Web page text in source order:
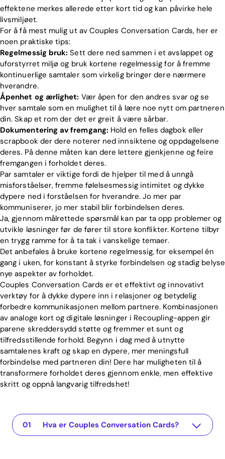
effektene merkes allerede etter kort tid og kan påvirke hele
livsmiljøet.
For å få mest mulig ut av Couples Conversation Cards, her er
noen praktiske tips:
Regelmessig bruk: Sett dere ned sammen i et avslappet og
uforstyrret miljø og bruk kortene regelmessig for å fremme
kontinuerlige samtaler som virkelig bringer dere nærmere
hverandre.
Åpenhet og ærlighet: Vær åpen for den andres svar og se
hver samtale som en mulighet til å lære noe nytt om partneren
din. Skap et rom der det er greit å være sårbar.
Dokumentering av fremgang: Hold en felles dagbok eller
scrapbook der dere noterer ned innsiktene og oppdagelsene
deres. På denne måten kan dere lettere gjenkjenne og feire
fremgangen i forholdet deres.
Par samtaler er viktige fordi de hjelper til med å unngå
misforståelser, fremme følelsesmessig intimitet og dykke
dypere ned i forståelsen for hverandre. Jo mer par
kommuniserer, jo mer stabil blir forbindelsen deres.
Ja, gjennom målrettede spørsmål kan par ta opp problemer og
utvikle løsninger før de fører til store konflikter. Kortene tilbyr
en trygg ramme for å ta tak i vanskelige temaer.
Det anbefales å bruke kortene regelmessig, for eksempel én
gang i uken, for konstant å styrke forbindelsen og stadig belyse
nye aspekter av forholdet.
Couples Conversation Cards er et effektivt og innovativt
verktøy for å dykke dypere inn i relasjoner og betydelig
forbedre kommunikasjonen mellom partnere. Kombinasjonen
av analoge kort og digitale løsninger i Recoupling-appen gir
parene skreddersydd støtte og fremmer et sunt og
tilfredsstillende forhold. Begynn i dag med å utnytte
samtalenes kraft og skap en dypere, mer meningsfull
forbindelse med partneren din! Dere har muligheten til å
transformere forholdet deres gjennom enkle, men effektive
skritt og oppnå langvarig tilfredshet!
Hva er Couples Conversation Cards?